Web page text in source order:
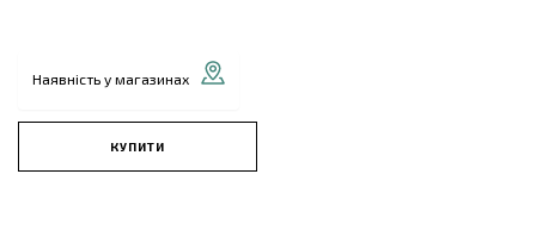
Наявність у магазинах
КУПИТИ